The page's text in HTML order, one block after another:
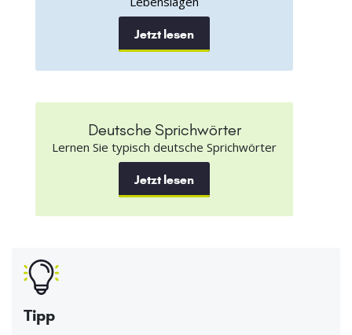
Jetzt lesen
Deutsche Sprichwörter
Lernen Sie typisch deutsche Sprichwörter
Jetzt lesen
Tipp